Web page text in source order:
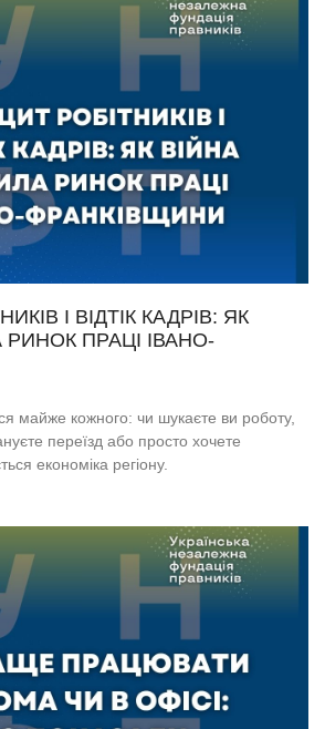
І ВІДТІК КАДРІВ: ЯК
РИНОК ПРАЦІ ІВАНО-
майже кожного: чи шукаєте ви роботу,
переїзд або просто хочете
економіка регіону.